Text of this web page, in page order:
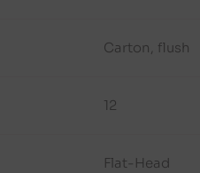
Carton, flush
12
Flat-Head